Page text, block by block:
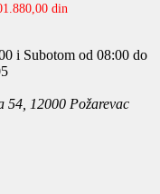
din
i Subotom od 08:00 do
54, 12000 Požarevac